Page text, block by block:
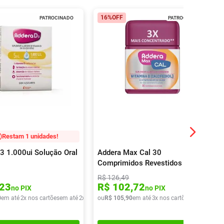
PATROCINADO
Restam 1 unidades!
1.000ui Solução Oral
no PIX
em até2x nos cartõesem até2x de R$ 36,20
PATROCINADO
16%OFF
Addera Max Cal 30
Comprimidos Revestidos
R$126,49
R$ 102,72no PIX
ou R$ 105,90em até3x nos cartões